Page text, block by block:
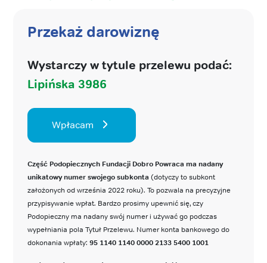
Przekaż darowiznę
Wystarczy w tytule przelewu podać:
Lipińska 3986
Wpłacam
Część Podopiecznych Fundacji Dobro Powraca ma nadany
unikatowy numer swojego subkonta (dotyczy to subkont
założonych od września 2022 roku). To pozwala na precyzyjne
przypisywanie wpłat. Bardzo prosimy upewnić się, czy
Podopieczny ma nadany swój numer i używać go podczas
wypełniania pola Tytuł Przelewu. Numer konta bankowego do
dokonania wpłaty: 95 1140 1140 0000 2133 5400 1001